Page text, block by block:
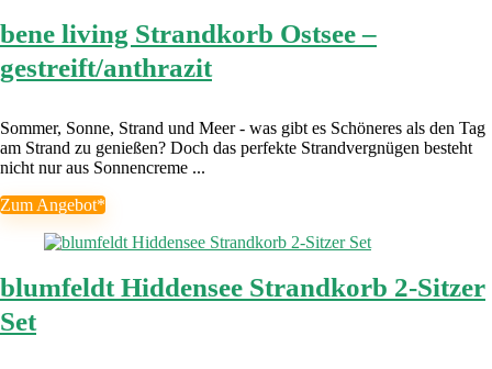
bene living Strandkorb Ostsee –
gestreift/anthrazit
Sommer, Sonne, Strand und Meer - was gibt es Schöneres als den Tag
am Strand zu genießen? Doch das perfekte Strandvergnügen besteht
nicht nur aus Sonnencreme ...
Zum Angebot*
blumfeldt Hiddensee Strandkorb 2-Sitzer
Set